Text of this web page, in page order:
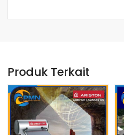
Produk Terkait